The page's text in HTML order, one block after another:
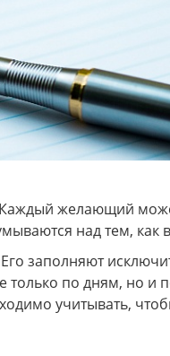
Цифровая печать
скидкой
желающий
над тем, как
заполняют
только по дням, но и
учитывать,